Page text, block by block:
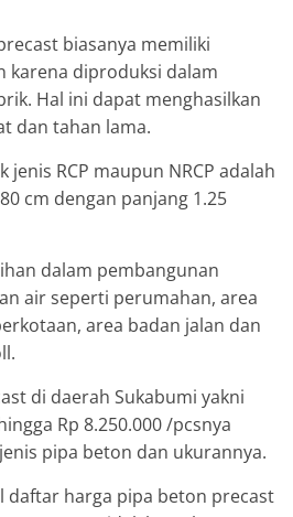
biasanya memiliki
karena diproduksi dalam
Hal ini dapat menghasilkan
dan tahan lama.
RCP maupun NRCP adalah
cm dengan panjang 1.25
dalam pembangunan
air seperti perumahan, area
area badan jalan dan
di daerah Sukabumi yakni
Rp 8.250.000 /pcsnya
pipa beton dan ukurannya.
daftar harga pipa beton precast